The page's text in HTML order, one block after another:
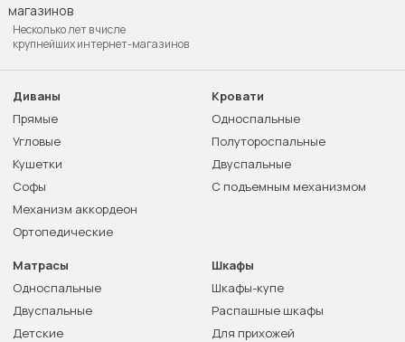
Несколько лет в числе
крупнейших интернет-магазинов
Диваны
Прямые
Угловые
Кушетки
Софы
Механизм аккордеон
Ортопедические
Кровати
Односпальные
Полутороспальные
Двуспальные
С подъемным механизмом
Матрасы
Односпальные
Двуспальные
Детские
Шкафы
Шкафы-купе
Распашные шкафы
Для прихожей